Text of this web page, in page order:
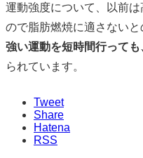
運動強度について、以前
ので脂肪燃焼に適さない
強い運動を短時間行って
られています。
Tweet
Share
Hatena
RSS